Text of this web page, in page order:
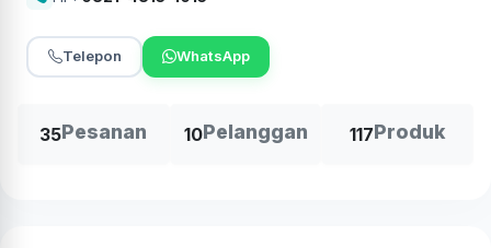
Telepon WhatsApp
35Pesanan 10Pelanggan 117Produk